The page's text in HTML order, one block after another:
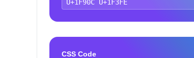
CSS Code